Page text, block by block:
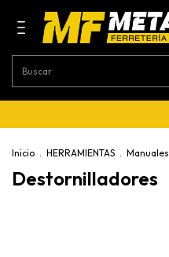
Inicio . HERRAMIENTAS . Manuales
Destornilladores